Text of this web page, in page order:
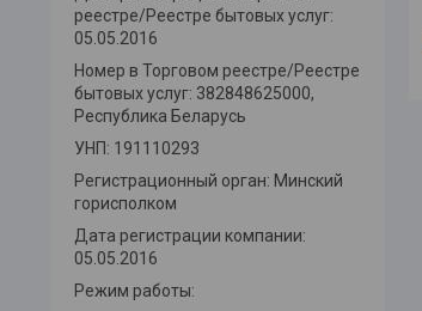
реестре/Реестре бытовых услуг:
05.05.2016
Номер в Торговом реестре/Реестре
бытовых услуг: 382848625000,
Республика Беларусь
УНП: 191110293
Регистрационный орган: Минский
горисполком
Дата регистрации компании:
05.05.2016
Режим работы: